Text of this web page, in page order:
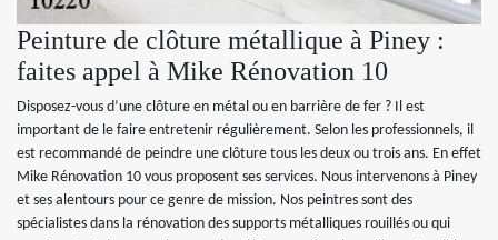
Peinture de clôture métallique à Piney :
faites appel à Mike Rénovation 10
Disposez-vous d’une clôture en métal ou en barrière de fer ? Il est
important de le faire entretenir régulièrement. Selon les professionnels, il
est recommandé de peindre une clôture tous les deux ou trois ans. En effet
Mike Rénovation 10 vous proposent ses services. Nous intervenons à Piney
et ses alentours pour ce genre de mission. Nos peintres sont des
spécialistes dans la rénovation des supports métalliques rouillés ou qui